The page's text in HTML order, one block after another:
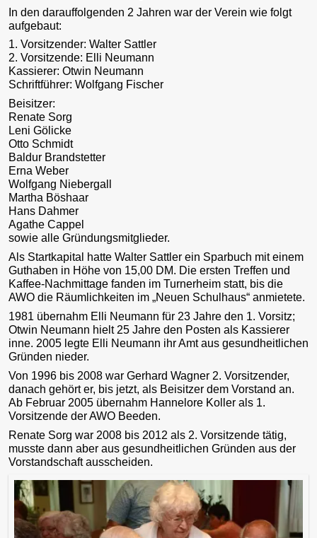
In den darauffolgenden 2 Jahren war der Verein wie folgt
aufgebaut:
1. Vorsitzender: Walter Sattler
2. Vorsitzende: Elli Neumann
Kassierer: Otwin Neumann
Schriftführer: Wolfgang Fischer
Beisitzer:
Renate Sorg
Leni Gölicke
Otto Schmidt
Baldur Brandstetter
Erna Weber
Wolfgang Niebergall
Martha Böshaar
Hans Dahmer
Agathe Cappel
sowie alle Gründungsmitglieder.
Als Startkapital hatte Walter Sattler ein Sparbuch mit einem
Guthaben in Höhe von 15,00 DM. Die ersten Treffen und
Kaffee-Nachmittage fanden im Turnerheim statt, bis die
AWO die Räumlichkeiten im „Neuen Schulhaus“ anmietete.
1981 übernahm Elli Neumann für 23 Jahre den 1. Vorsitz;
Otwin Neumann hielt 25 Jahre den Posten als Kassierer
inne. 2005 legte Elli Neumann ihr Amt aus gesundheitlichen
Gründen nieder.
Von 1996 bis 2008 war Gerhard Wagner 2. Vorsitzender,
danach gehört er, bis jetzt, als Beisitzer dem Vorstand an.
Ab Februar 2005 übernahm Hannelore Koller als 1.
Vorsitzende der AWO Beeden.
Renate Sorg war 2008 bis 2012 als 2. Vorsitzende tätig,
musste dann aber aus gesundheitlichen Gründen aus der
Vorstandschaft ausscheiden.